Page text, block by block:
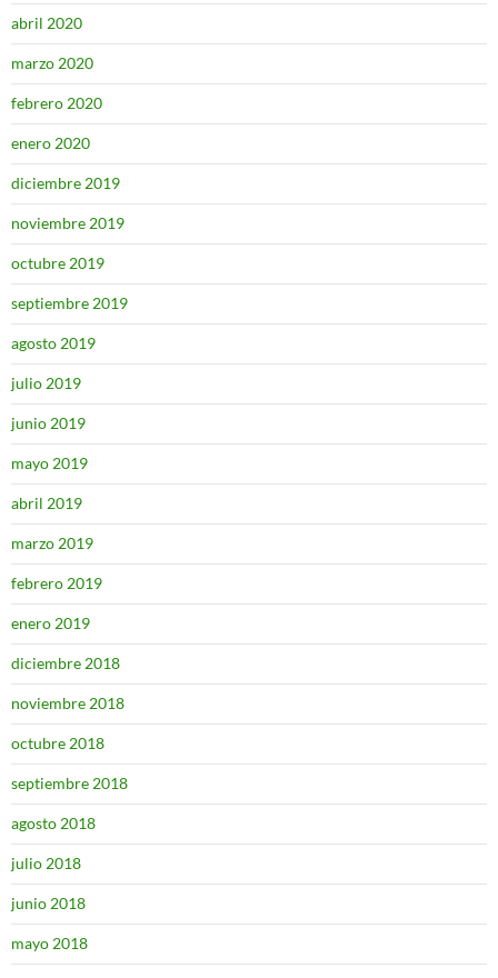
abril 2020
marzo 2020
febrero 2020
enero 2020
diciembre 2019
noviembre 2019
octubre 2019
septiembre 2019
agosto 2019
julio 2019
junio 2019
mayo 2019
abril 2019
marzo 2019
febrero 2019
enero 2019
diciembre 2018
noviembre 2018
octubre 2018
septiembre 2018
agosto 2018
julio 2018
junio 2018
mayo 2018